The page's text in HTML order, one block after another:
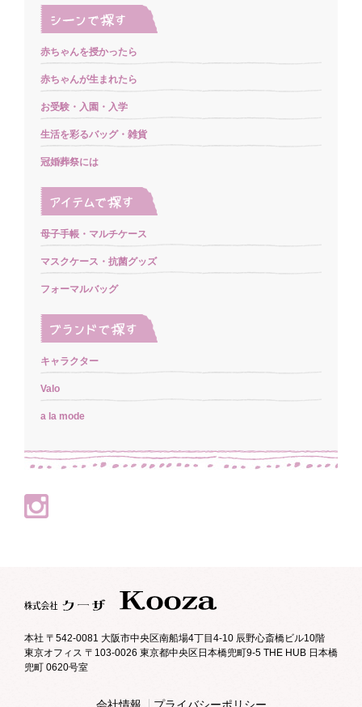
赤ちゃんを授かったら
赤ちゃんが生まれたら
お受験・入園・入学
生活を彩るバッグ・雑貨
冠婚葬祭には
母子手帳・マルチケース
マスクケース・抗菌グッズ
フォーマルバッグ
キャラクター
Valo
a la mode
本社 〒542-0081 大阪市中央区南船場4丁目4-10 辰野心斎橋ビル10階
東京オフィス 〒103-0026 東京都中央区日本橋兜町9-5 THE HUB 日本橋
兜町 0620号室
会社情報 プライバシーポリシー